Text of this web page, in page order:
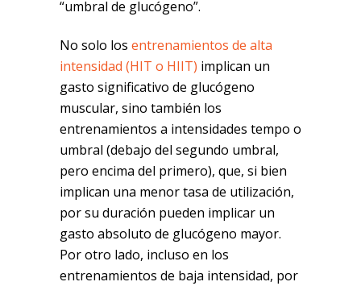
“umbral de glucógeno”.
No solo los entrenamientos de alta
intensidad (HIT o HIIT) implican un
gasto significativo de glucógeno
muscular, sino también los
entrenamientos a intensidades tempo o
umbral (debajo del segundo umbral,
pero encima del primero), que, si bien
implican una menor tasa de utilización,
por su duración pueden implicar un
gasto absoluto de glucógeno mayor.
Por otro lado, incluso en los
entrenamientos de baja intensidad, por